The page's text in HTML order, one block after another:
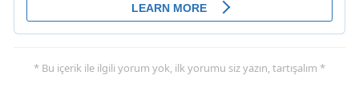
* Bu içerik ile ilgili yorum yok, ilk yorumu siz yazın, tartışalım *